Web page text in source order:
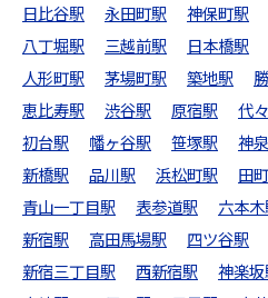
日比谷駅
永田町駅 神保町駅
八丁堀駅
三越前駅 日本橋駅
人形町駅
茅場町駅 築地駅
恵比寿駅
渋谷駅 原宿駅 代
初台駅
幡ヶ谷駅 笹塚駅 神
新橋駅
品川駅 浜松町駅 田
青山一丁目駅
表参道駅 六本
新宿駅
高田馬場駅 四ツ谷駅
新宿三丁目駅
西新宿駅 神楽坂